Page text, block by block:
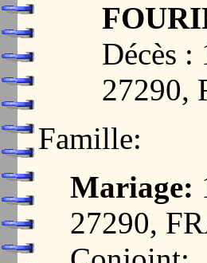
Décès
27290,
Famille:
Mariage:
27290,